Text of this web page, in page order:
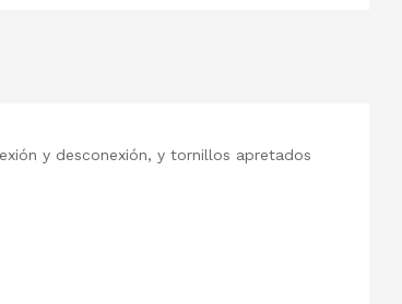
y desconexión, y tornillos apretados